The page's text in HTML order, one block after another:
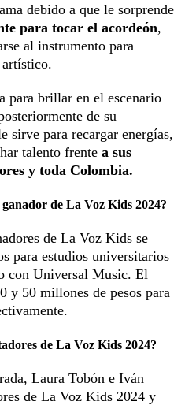
debido a que le sorprende
para tocar el acordeón,
al instrumento para
para brillar en el escenario
de su
sirve para recargar energías,
talento frente a sus
y toda Colombia.
de La Voz Kids 2024?
de La Voz Kids se
para estudios universitarios
con Universal Music. El
y 50 millones de pesos para
de La Voz Kids 2024?
Laura Tobón e Iván
de La Voz Kids 2024 y